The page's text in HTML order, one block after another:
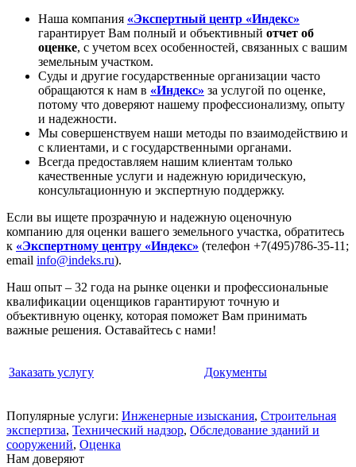
Наша компания «Экспертный центр «Индекс»
гарантирует Вам полный и объективный отчет об
оценке, с учетом всех особенностей, связанных с вашим
земельным участком.
Суды и другие государственные организации часто
обращаются к нам в «Индекс» за услугой по оценке,
потому что доверяют нашему профессионализму, опыту
и надежности.
Мы совершенствуем наши методы по взаимодействию и
с клиентами, и с государственными органами.
Всегда предоставляем нашим клиентам только
качественные услуги и надежную юридическую,
консультационную и экспертную поддержку.
Если вы ищете прозрачную и надежную оценочную
компанию для оценки вашего земельного участка, обратитесь
к «Экспертному центру «Индекс» (телефон +7(495)786-35-11;
email info@indeks.ru).
Наш опыт – 32 года на рынке оценки и профессиональные
квалификации оценщиков гарантируют точную и
объективную оценку, которая поможет Вам принимать
важные решения. Оставайтесь с нами!
Заказать услугу Документы
Популярные услуги: Инженерные изыскания, Строительная
экспертиза, Технический надзор, Обследование зданий и
сооружений, Оценка
Нам доверяют